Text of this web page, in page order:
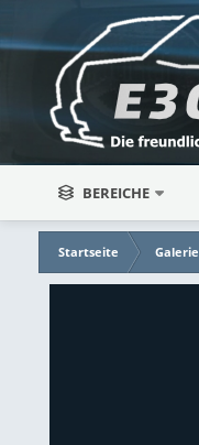
BEREICHE
Startseite Galerie